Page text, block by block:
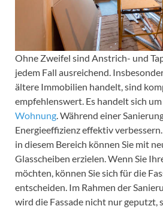
Ohne Zweifel sind Anstrich- und
jedem Fall ausreichend.
ältere Immobilien handelt, sind
empfehlenswert. Es handelt sich um
Wohnung. Während einer
Energieeffizienz effektiv
in diesem Bereich können Sie mit
Glasscheiben erzielen. Wenn Sie
möchten, können Sie sich für die
entscheiden. Im Rahmen der
wird die Fassade nicht nur geputzt,